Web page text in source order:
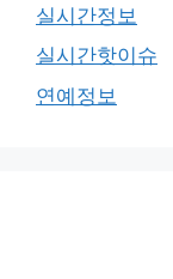
실시간정보
실시간핫이슈
연예정보